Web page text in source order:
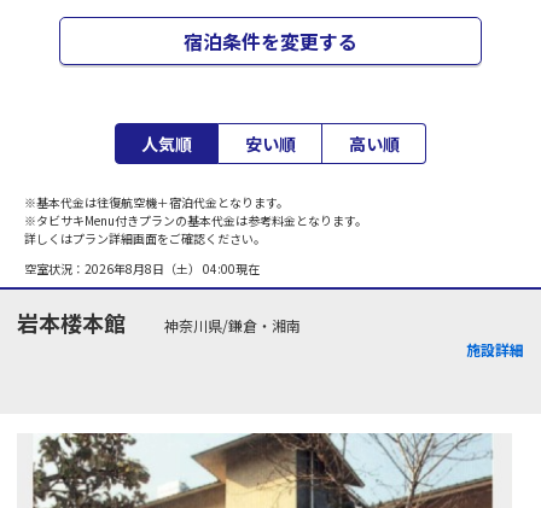
宿泊条件を変更する
人気順 安い順 高い順
※基本代金は往復航空機＋宿泊代金となります。
※タビサキMenu付きプランの基本代金は参考料金となります。
詳しくはプラン詳細画面をご確認ください。
空室状況： 2026年8月8日（土） 04:00現在
岩本楼本館
神奈川県/鎌倉・湘南
施設詳細